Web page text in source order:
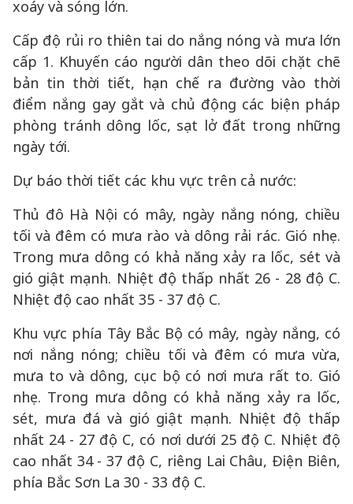
xoáy và sóng lớn.
Cấp độ rủi ro thiên tai do nắng nóng và mưa lớn
cấp 1. Khuyến cáo người dân theo dõi chặt chẽ
bản tin thời tiết, hạn chế ra đường vào thời
điểm nắng gay gắt và chủ động các biện pháp
phòng tránh dông lốc, sạt lở đất trong những
ngày tới.
Dự báo thời tiết các khu vực trên cả nước:
Thủ đô Hà Nội có mây, ngày nắng nóng, chiều
tối và đêm có mưa rào và dông rải rác. Gió nhẹ.
Trong mưa dông có khả năng xảy ra lốc, sét và
gió giật mạnh. Nhiệt độ thấp nhất 26 - 28 độ C.
Nhiệt độ cao nhất 35 - 37 độ C.
Khu vực phía Tây Bắc Bộ có mây, ngày nắng, có
nơi nắng nóng; chiều tối và đêm có mưa vừa,
mưa to và dông, cục bộ có nơi mưa rất to. Gió
nhẹ. Trong mưa dông có khả năng xảy ra lốc,
sét, mưa đá và gió giật mạnh. Nhiệt độ thấp
nhất 24 - 27 độ C, có nơi dưới 25 độ C. Nhiệt độ
cao nhất 34 - 37 độ C, riêng Lai Châu, Điện Biên,
phía Bắc Sơn La 30 - 33 độ C.